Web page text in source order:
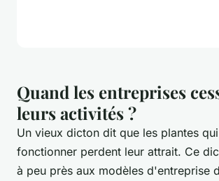
Quand les entreprises
leurs activités ?
Un vieux dicton dit que les plantes
fonctionner perdent leur attrait. Ce
à peu près aux modèles d'entreprise